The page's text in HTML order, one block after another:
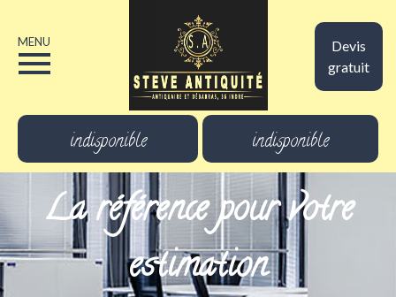
Devis
gratuit
MENU
indisponible indisponible
La référence pour votre
estimation